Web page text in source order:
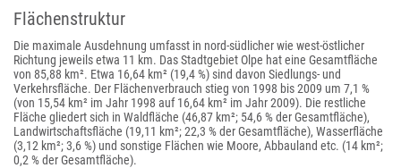
Flächenstruktur
Die maximale Ausdehnung umfasst in nord-südlicher wie west-östlicher
Richtung jeweils etwa 11 km. Das Stadtgebiet Olpe hat eine Gesamtfläche
von 85,88 km². Etwa 16,64 km² (19,4 %) sind davon Siedlungs- und
Verkehrsfläche. Der Flächenverbrauch stieg von 1998 bis 2009 um 7,1 %
(von 15,54 km² im Jahr 1998 auf 16,64 km² im Jahr 2009). Die restliche
Fläche gliedert sich in Waldfläche (46,87 km²; 54,6 % der Gesamtfläche),
Landwirtschaftsfläche (19,11 km²; 22,3 % der Gesamtfläche), Wasserfläche
(3,12 km²; 3,6 %) und sonstige Flächen wie Moore, Abbauland etc. (14 km²;
0,2 % der Gesamtfläche).